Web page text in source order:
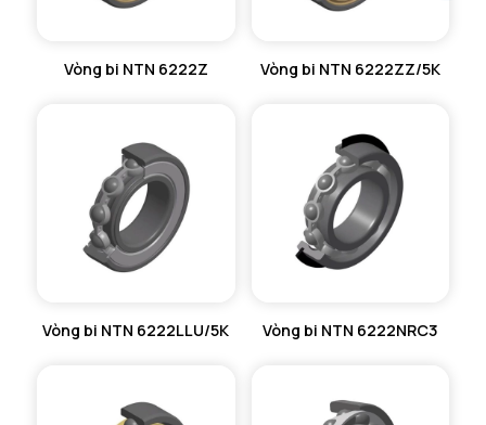
Vòng bi NTN 6222Z Vòng bi NTN 6222ZZ/5K
Vòng bi NTN 6222LLU/5K Vòng bi NTN 6222NRC3